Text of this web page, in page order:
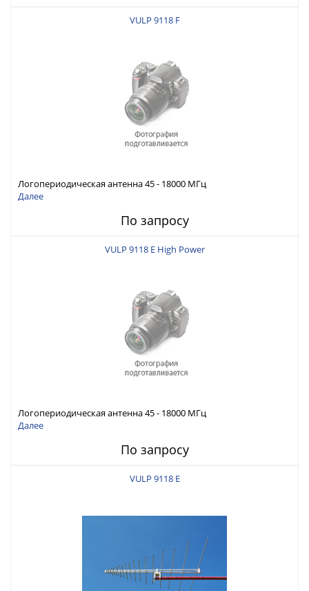
VULP 9118 F
Логопериодическая антенна 45 - 18000 МГц
Далее
По запросу
VULP 9118 E High Power
Логопериодическая антенна 45 - 18000 МГц
Далее
По запросу
VULP 9118 E